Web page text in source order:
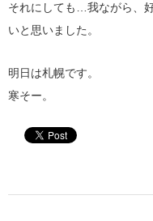
それにしても…我ながら、
いと思いました。
明日は札幌です。
寒そー。